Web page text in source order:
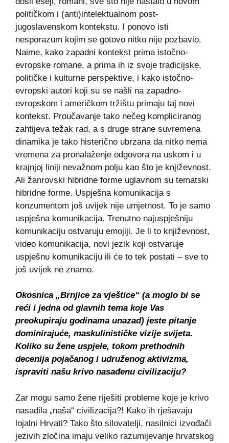
političkom i (anti)intelektualnom post-
jugoslavenskom kontekstu. I ponovo isti
nesporazum kojim se gotovo nitko nije pozbavio.
Naime, kako zapadni kontekst prima istočno-
evropske romane, a prima ih iz svoje tradicijske,
političke i kulturne perspektive, i kako istočno-
evropski autori koji su se našli na zapadno-
evropskom i američkom tržištu primaju taj novi
kontekst. Proučavanje tako nečeg kompliciranog
zahtijeva težak rad, a s druge strane suvremena
dinamika je tako histerično ubrzana da nitko nema
vremena za pronalaženje odgovora na uskom i u
krajnjoj liniji nevažnom polju kao što je književnost.
Ali žanrovski hibridne forme uglavnom su tematski
hibridne forme. Uspješna komunikacija s
konzumentom još uvijek nije umjetnost. To je samo
uspješna komunikacija. Trenutno najuspješniju
komunikaciju ostvaruju emojiji. Je li to književnost,
video komunikacija, novi jezik koji ostvaruje
uspješnu komunikaciju ili će to tek postati – sve to
još uvijek ne znamo.
Okosnica „Brnjice za vještice“ (a moglo bi se
reći i jedna od glavnih tema koje Vas
preokupiraju godinama unazad) jeste pitanje
dominirajuće, maskulinističke vizije svijeta.
Koliko su žene uspjele, tokom prethodnih
decenija pojačanog i udruženog aktivizma,
ispraviti našu krivo nasađenu civilizaciju?
Zar mogu samo žene riješiti probleme koje je krivo
nasadila „naša“ civilizacija?! Kako ih rješavaju
lojalni Hrvati? Tako što silovatelji, nasilnici izvođači
jezivih zločina imaju veliko razumijevanje hrvatskog